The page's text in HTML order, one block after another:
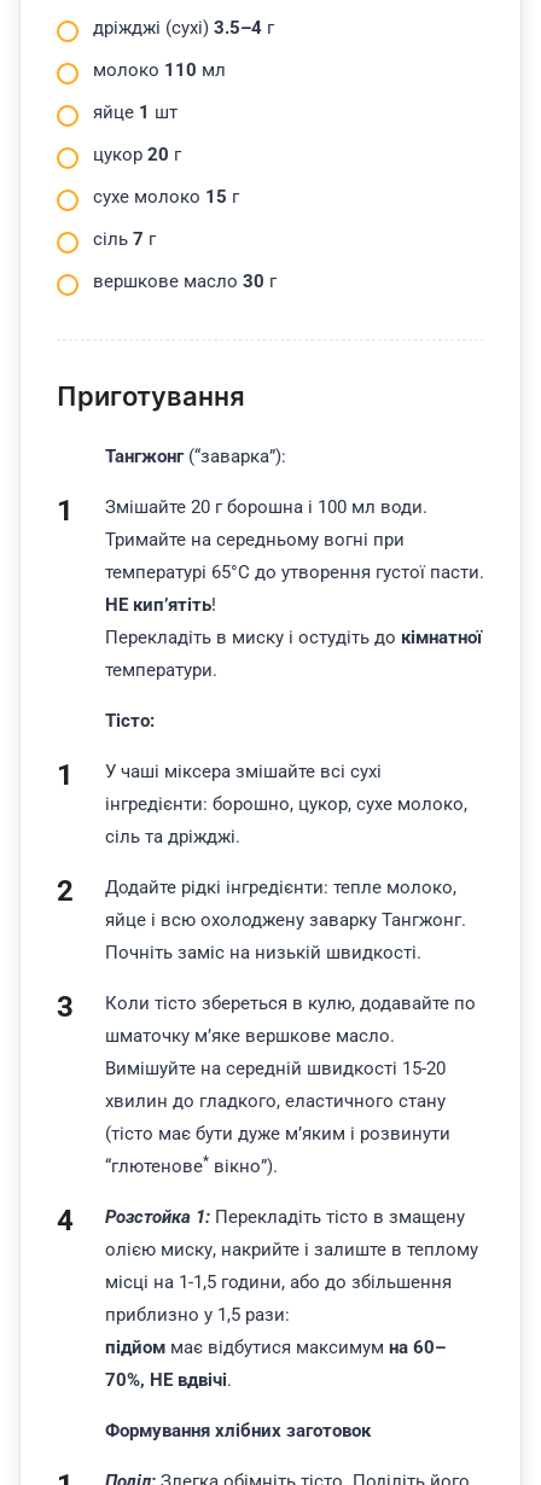
дріжджі (сухі) 3.5–4 г
молоко 110 мл
яйце 1 шт
цукор 20 г
сухе молоко 15 г
сіль 7 г
вершкове масло 30 г
Приготування
Тангжонг(“заварка”):
Змішайте 20 г борошна і 100 мл води.
Тримайте на середньому вогні при
температурі 65°С до утворення густої пасти.
НЕ кип’ятіть!
Перекладіть в миску і остудіть до кімнатної
температури.
Тісто:
У чаші міксера змішайте всі сухі
інгредієнти: борошно, цукор, сухе молоко,
сіль та дріжджі.
Додайте рідкі інгредієнти: тепле молоко,
яйце і всю охолоджену заварку Тангжонг.
Почніть заміс на низькій швидкості.
Коли тісто збереться в кулю, додавайте по
шматочку м’яке вершкове масло.
Вимішуйте на середній швидкості 15-20
хвилин до гладкого, еластичного стану
(тісто має бути дуже м’яким і розвинути
“глютенове* вікно”).
Розстойка 1: Перекладіть тісто в змащену
олією миску, накрийте і залиште в теплому
місці на 1-1,5 години, або до збільшення
приблизно у 1,5 рази:
підйом має відбутися максимум на 60–
70%, НЕ вдвічі.
Формування хлібних заготовок